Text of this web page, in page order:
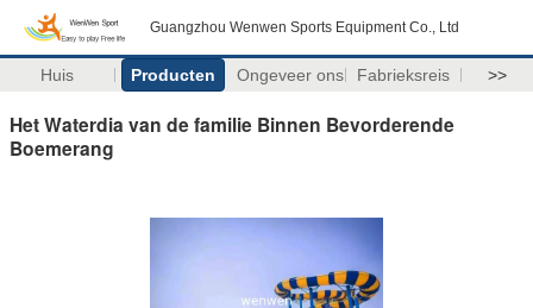
Guangzhou Wenwen Sports Equipment Co., Ltd
Huis Producten Ongeveer ons Fabrieksreis >>
Het Waterdia van de familie Binnen Bevorderende
Boemerang